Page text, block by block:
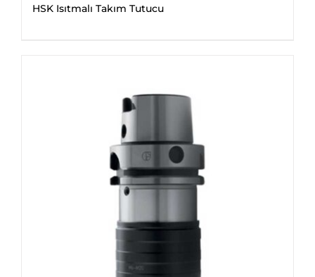
HSK Isıtmalı Takım Tutucu